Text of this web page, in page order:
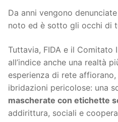
Da anni vengono
noto ed è sotto gli occhi di
Tuttavia, FIDA e il Comitato
all’indice anche una realtà
esperienza di rete
ibridazioni pericolose: una
mascherate con etichette
addirittura, sociali e